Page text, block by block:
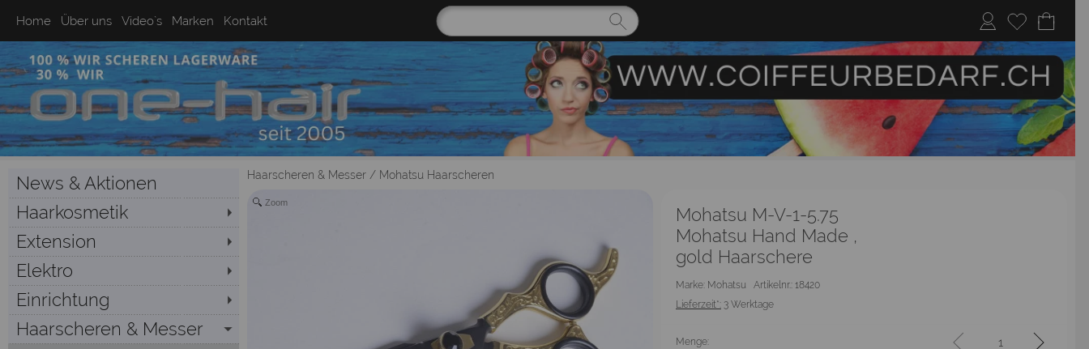
Home Über uns Video`s Marken Kontakt
News & Aktionen
Haarkosmetik
Extension
Elektro
Einrichtung
Haarscheren & Messer
Haarscheren & Messer / Mohatsu Haarscheren
Zoom
Mohatsu M-V-1-5.75
Mohatsu Hand Made ,
gold Haarschere
Marke: Mohatsu Artikelnr.: 18420
Lieferzeit*: 3 Werktage
Menge: